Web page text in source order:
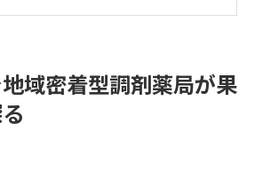
健康を守るための取り組み
れる藤沢駅近くの調剤薬局の魅
域密着型調剤薬局が果